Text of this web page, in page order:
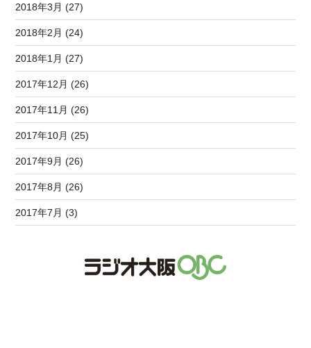
2018年3月 (27)
2018年2月 (24)
2018年1月 (27)
2017年12月 (26)
2017年11月 (26)
2017年10月 (25)
2017年9月 (26)
2017年8月 (26)
2017年7月 (3)